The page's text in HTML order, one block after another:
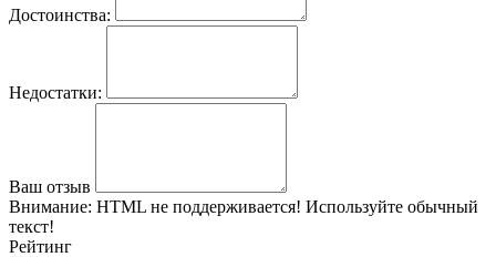
Достоинства:
Недостатки:
Ваш отзыв
Внимание: HTML не поддерживается! Используйте обычный
текст!
Рейтинг